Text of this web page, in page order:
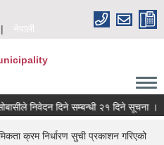
नेपाली
निवेदन दिने सम्बन्धी २१ दिने सूचना ।
क्रम निर्धारण सुची प्रकाशन गरिएको